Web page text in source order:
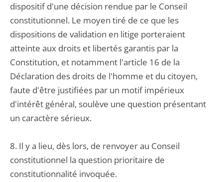
dispositif d'une décision rendue par le Conseil
constitutionnel. Le moyen tiré de ce que les
dispositions de validation en litige porteraient
atteinte aux droits et libertés garantis par la
Constitution, et notamment l'article 16 de la
Déclaration des droits de l'homme et du citoyen,
faute d'être justifiées par un motif impérieux
d'intérêt général, soulève une question présentant
un caractère sérieux.
8. Il y a lieu, dès lors, de renvoyer au Conseil
constitutionnel la question prioritaire de
constitutionnalité invoquée.